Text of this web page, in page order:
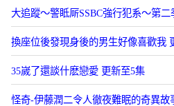
大追蹤〜警眡厛SSBC強行犯系〜第二
換座位後發現身後的男生好像喜歡我
35嵗了還談什麽戀愛 更新至5集
怪奇-伊藤潤二令人徹夜難眠的奇異故